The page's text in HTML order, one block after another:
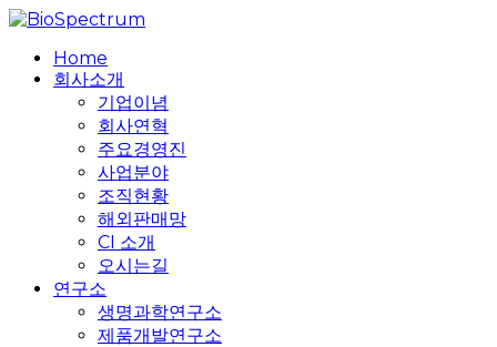
Skip
main
content
search
MenuHome
회사소개
기업이념
회사연혁
주요경영진
사업분야
조직현황
해외판매망
CI 소개
오시는길
연구소
생명과학연구소
제품개발연구소